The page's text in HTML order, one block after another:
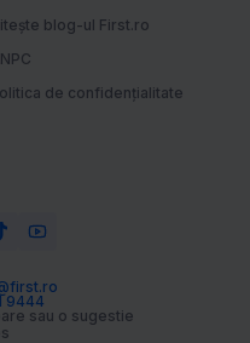
blog-ul First.ro
de confidențialitate
9444
sau o sugestie